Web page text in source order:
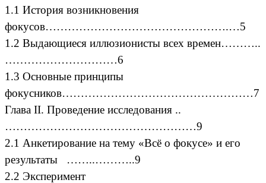
1.1 История возникновения
фокусов………………………………………….…5
1.2 Выдающиеся иллюзионисты всех времен………..
…………………………6
1.3 Основные принципы
фокусников……………………………………………7
Глава II. Проведение исследования ..
……………………………………………9
2.1 Анкетирование на тему «Всё о фокусе» и его
результаты ……..………..9
2.2 Эксперимент